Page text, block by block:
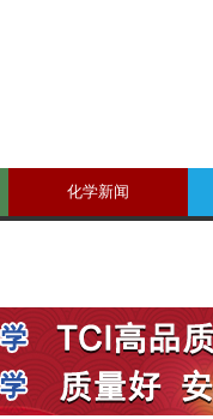
化学新闻